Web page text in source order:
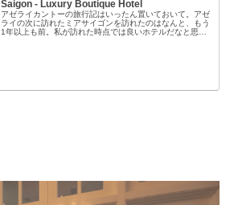
Saigon - Luxury Boutique Hotel
アゼライカントーの旅行記はいったん置いておいて。アゼ
ライの次に訪れたミアサイゴンを訪れたのはなんと、もう
1年以上も前。私が訪れた時点では良いホテルだなと思